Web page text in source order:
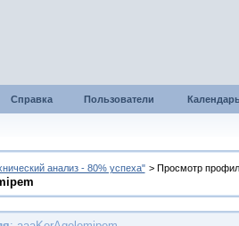
Справка Пользователи
анализ - 80% успеха" > Просмотр